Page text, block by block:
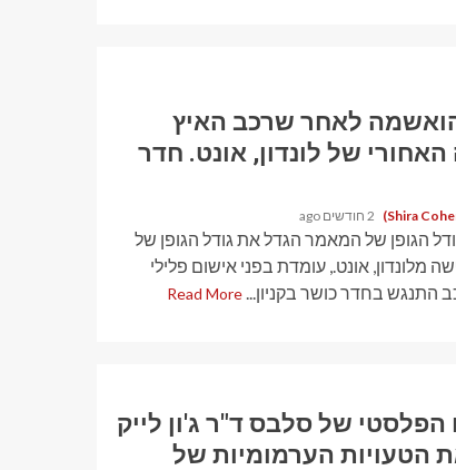
לאחר שרכב האיץ
של לונדון, אונט. חדר
2 חודשים ago
הגופן של המאמר הגדל את גודל הגופן של
מלונדון, אונט., עומדת בפני אישום פלילי
התנגש בחדר כושר בקניון...Read More
של סלבס ד"ר ג'ון לייק
הטעויות הערמומיות של